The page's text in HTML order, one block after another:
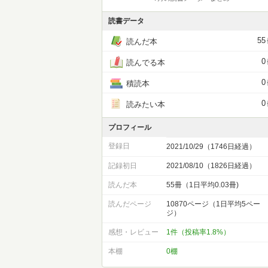
読書データ
読んだ本 55
読んでる本 0
積読本 0
読みたい本 0
プロフィール
登録日 2021/10/29（1746日経過）
記録初日 2021/08/10（1826日経過）
読んだ本 55冊（1日平均0.03冊)
読んだページ
10870ページ（1日平均5ペー
ジ）
感想・レビュー 1件（投稿率1.8%）
本棚 0棚